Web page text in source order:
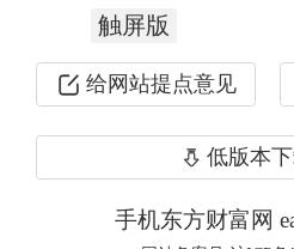
开展境外投资。
3分钟便捷开户，多
文章来源：21世纪经济报道
触屏版
给网站提点意见
低版本
手机东方财富网